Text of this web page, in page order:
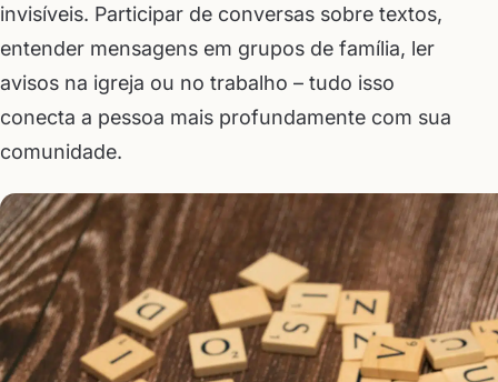
invisíveis. Participar de conversas sobre textos,
entender mensagens em grupos de família, ler
avisos na igreja ou no trabalho – tudo isso
conecta a pessoa mais profundamente com sua
comunidade.